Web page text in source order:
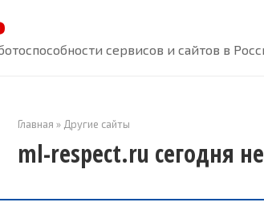
сервисов и сайтов в
Главная » Другие сайты
ml-respect.ru сегодня